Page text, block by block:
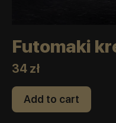
Futomaki
34 zł
Add to cart